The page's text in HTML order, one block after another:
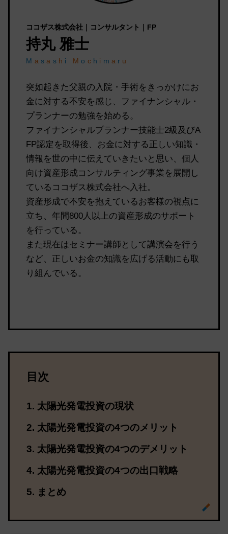
ココザス株式会社｜コンサルタント｜FP
持丸 雅士
M asa s h i Mo c h i m a r u
突如起きた父親の入院・手術をきっかけにお
金に対する不安を感じ、ファイナンシャル・
プランナーの勉強を始める。
ファイナンシャルプランナー技能士2級及びA
FP認定を取得後、お金に対する正しい知識・
情報を世の中に伝えていきたいと思い、個人
向け資産形成コンサルティング事業を展開し
ているココザス株式会社へ入社。
資産形成で不安を抱えているお客様の視点に
立ち、年間800人以上の資産形成のサポート
を行っている。
また現在はセミナー講師として講演会を行う
など、正しいお金の知識を広げる活動にも取
り組んでいる。
目次
太陽光発電投資の現状
太陽光発電投資の4つのメリット
太陽光発電投資の4つのデメリット
太陽光発電投資の4つの出口戦略
まとめ